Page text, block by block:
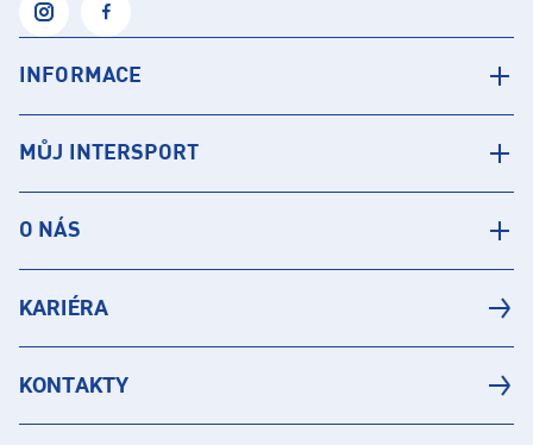
INFORMACE
MŮJ INTERSPORT
O NÁS
KARIÉRA
KONTAKTY